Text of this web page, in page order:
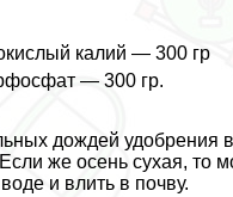
калий — 300 гр
— 300 гр.
дождей удобрения
же осень сухая, то
и влить в почву.